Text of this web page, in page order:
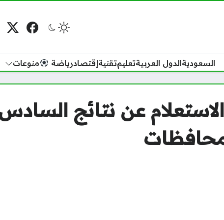
فيسبوك
السعوديةالدول العربيةتعليمتقنيةإقتصادرياضة منوعات